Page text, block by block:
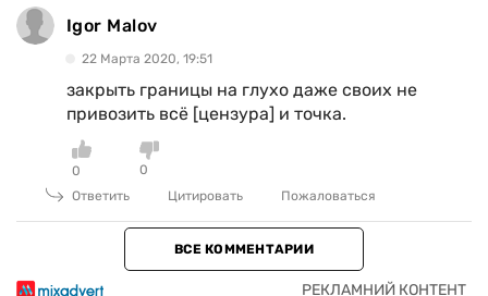
Igor Malov
22 Марта 2020, 19:51
закрыть границы на глухо даже своих не
привозить всё [цензура] и точка.
0
0
Ответить
Цитировать Пожаловаться
ВСЕ КОММЕНТАРИИ